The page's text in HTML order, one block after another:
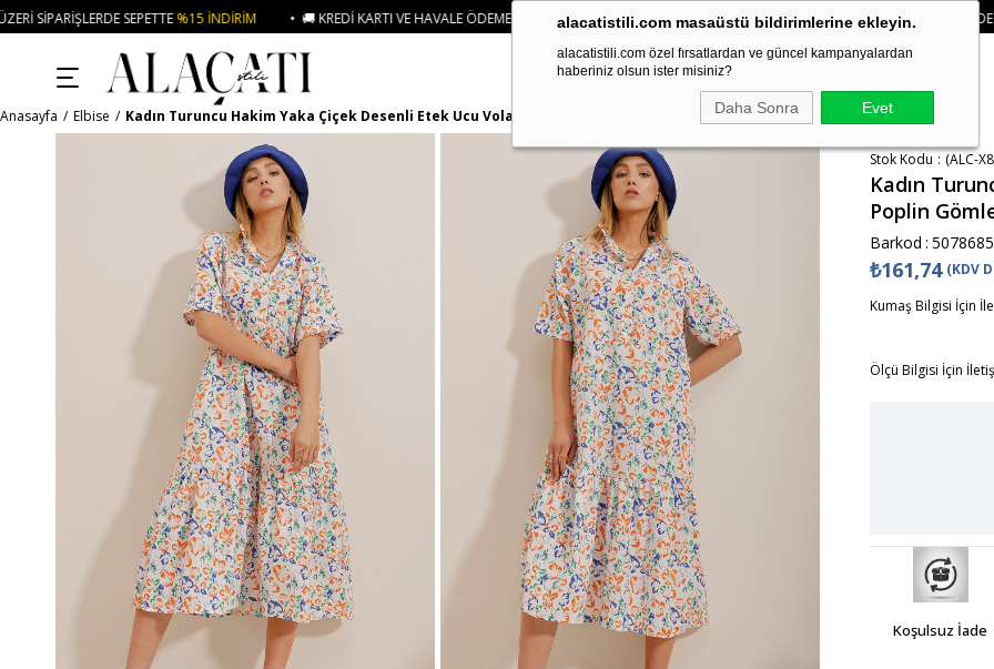
alacatistili.com masaüstü bildirimlerine ekleyin.
alacatistili.com özel fırsatlardan ve güncel kampanyalardan
haberiniz olsun ister misiniz?
Daha Sonra Evet
%15 İNDIRIM • 🚚 KREDI KARTI VE HAVALE ÖDEMELERINIZDE 750₺ ÜZERI KARGO ÜCRETSIZ • 🛍️ YENI SEZON ÜRÜNLERINDE 2 ÜRÜN VE ÜZERI
Anasayfa Elbise Kadın Turuncu Hakim Yaka Çiçek Desenli Etek Ucu Volanlı Poplin Gömlek Elbise ALC-X8479
Stok Kodu (ALC-
Kadın
Poplin
Barkod :
₺161,74 (KDV
Kumaş Bilgisi İçin
Ölçü Bilgisi İçin
Koşulsuz İade